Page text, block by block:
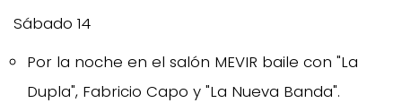
Sábado 14
Por la noche en el salón MEVIR baile con "La
Dupla", Fabricio Capo y "La Nueva Banda".